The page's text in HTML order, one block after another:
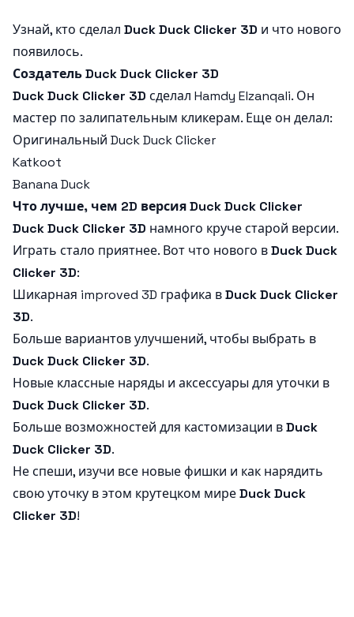
Узнай, кто сделал Duck Duck Clicker 3D и что нового
появилось.
Создатель Duck Duck Clicker 3D
Duck Duck Clicker 3D сделал Hamdy Elzanqali. Он
мастер по залипательным кликерам. Еще он делал:
Оригинальный Duck Duck Clicker
Katkoot
Banana Duck
Что лучше, чем 2D версия Duck Duck Clicker
Duck Duck Clicker 3D намного круче старой версии.
Играть стало приятнее. Вот что нового вDuck Duck
Clicker 3D:
Шикарная improved 3D графика вDuck Duck Clicker
3D.
Больше вариантов улучшений, чтобы выбрать в
Duck Duck Clicker 3D.
Новые классные наряды и аксессуары для уточки в
Duck Duck Clicker 3D.
Больше возможностей для кастомизации вDuck
Duck Clicker 3D.
Не спеши, изучи все новые фишки и как нарядить
свою уточку в этом крутецком миреDuck Duck
Clicker 3D!